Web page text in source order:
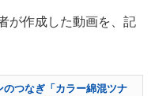
が作成した動画を、記
のつなぎ「カラー綿混ツナ